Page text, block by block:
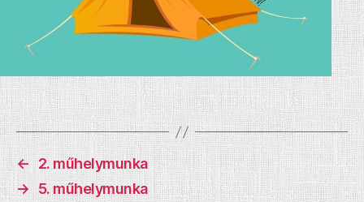
← 2. műhelymunka
→ 5. műhelymunka